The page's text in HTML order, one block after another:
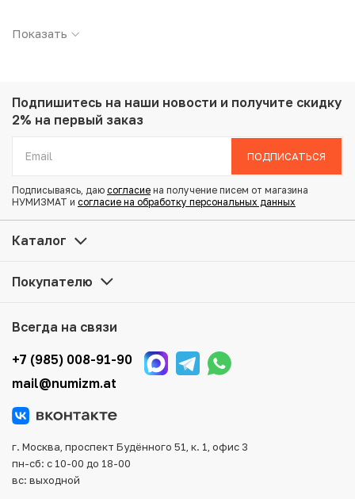
Страна: Российская Империя
Металл: Серебро
Проба: 868
Состояние: AU
Купить 25 копеек 1878 года СПБ НФ по привлекательной
представленные в каталоге, находятся в наличии на
Мы доставим Ваш заказ в любой регион России, кроме
того, возможен самовывоз товара из офиса магазина.
Для вашего удобства представлены несколько способов
оплаты и доставки заказа. Все отправления надежно и
повреждения во время доставки.
Показать
Подпишитесь на наши новости и получите скидку
2% на первый заказ
ПОДПИСАТЬСЯ
Подписываясь, даю согласие на получение писем от магазина
НУМИЗМАТ и согласие на обработку персональных данных
Каталог
Покупателю
Всегда на связи
+7 (985) 008-91-90
mail@numizm.at
г. Москва, проспект Будённого 51, к. 1, офис 3
пн-сб: с 10-00 до 18-00
вс: выходной